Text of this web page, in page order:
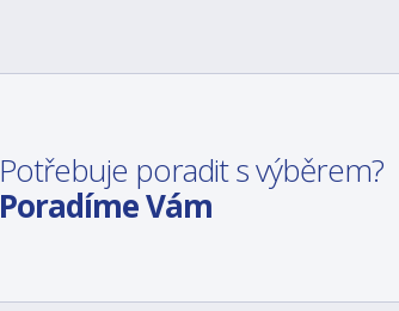
Potřebuje poradit s výběrem?
Poradíme Vám